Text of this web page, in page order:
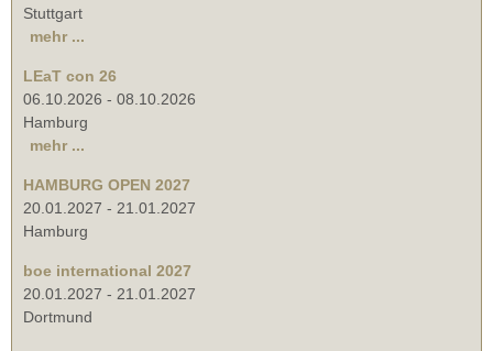
Stuttgart
mehr ...
LEaT con 26
06.10.2026 - 08.10.2026
Hamburg
mehr ...
HAMBURG OPEN 2027
20.01.2027 - 21.01.2027
Hamburg
boe international 2027
20.01.2027 - 21.01.2027
Dortmund